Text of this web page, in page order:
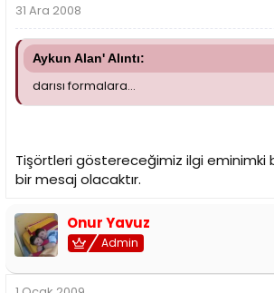
31 Ara 2008
Aykun Alan' Alıntı:
darısı formalara...
Tişörtleri göstereceğimiz ilgi eminimki
bir mesaj olacaktır.
Onur Yavuz
Admin